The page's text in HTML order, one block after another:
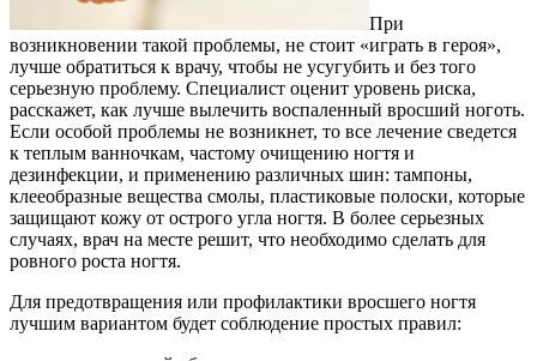
При
возникновении такой проблемы, не стоит «играть в героя»,
лучше обратиться к врачу, чтобы не усугубить и без того
серьезную проблему. Специалист оценит уровень риска,
расскажет, как лучше вылечить воспаленный вросший ноготь.
Если особой проблемы не возникнет, то все лечение сведется
к теплым ванночкам, частому очищению ногтя и
дезинфекции, и применению различных шин: тампоны,
клееобразные вещества смолы, пластиковые полоски, которые
защищают кожу от острого угла ногтя. В более серьезных
случаях, врач на месте решит, что необходимо сделать для
ровного роста ногтя.
Для предотвращения или профилактики вросшего ногтя
лучшим вариантом будет соблюдение простых правил: